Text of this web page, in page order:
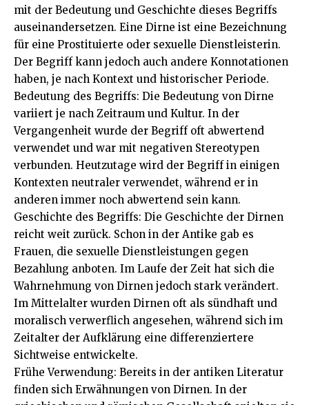
mit der Bedeutung und Geschichte dieses Begriffs
auseinandersetzen. Eine Dirne ist eine Bezeichnung
für eine Prostituierte oder sexuelle Dienstleisterin.
Der Begriff kann jedoch auch andere Konnotationen
haben, je nach Kontext und historischer Periode.
Bedeutung des Begriffs: Die Bedeutung von Dirne
variiert je nach Zeitraum und Kultur. In der
Vergangenheit wurde der Begriff oft abwertend
verwendet und war mit negativen Stereotypen
verbunden. Heutzutage wird der Begriff in einigen
Kontexten neutraler verwendet, während er in
anderen immer noch abwertend sein kann.
Geschichte des Begriffs: Die Geschichte der Dirnen
reicht weit zurück. Schon in der Antike gab es
Frauen, die sexuelle Dienstleistungen gegen
Bezahlung anboten. Im Laufe der Zeit hat sich die
Wahrnehmung von Dirnen jedoch stark verändert.
Im Mittelalter wurden Dirnen oft als sündhaft und
moralisch verwerflich angesehen, während sich im
Zeitalter der Aufklärung eine differenziertere
Sichtweise entwickelte.
Frühe Verwendung: Bereits in der antiken Literatur
finden sich Erwähnungen von Dirnen. In der